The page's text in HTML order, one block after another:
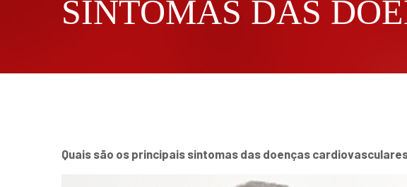
SINTOMAS DAS
Quais são os principais sintomas das doenças